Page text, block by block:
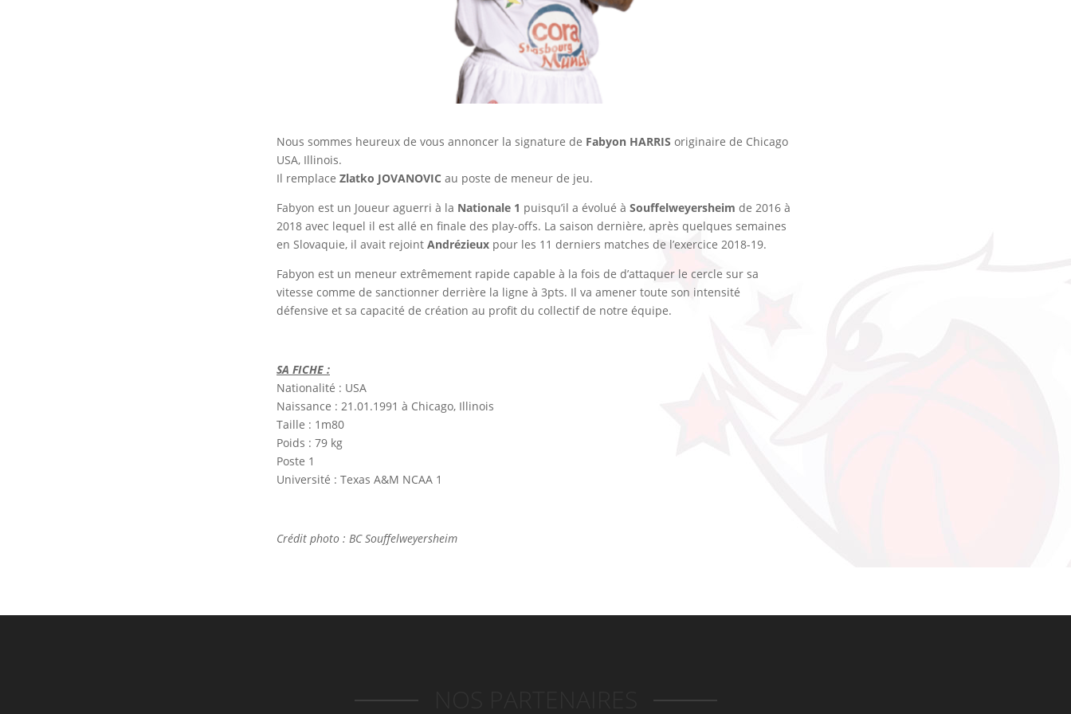
Nous sommes heureux de vous annoncer la signature de Fabyon HARRIS originaire de Chicago
USA, Illinois.
Il remplace Zlatko JOVANOVIC au poste de meneur de jeu.
Fabyon est un Joueur aguerri à la Nationale 1 puisqu’il a évolué à Souffelweyersheim de 2016 à
2018 avec lequel il est allé en finale des play-offs. La saison dernière, après quelques semaines
en Slovaquie, il avait rejoint Andrézieux pour les 11 derniers matches de l’exercice 2018-19.
Fabyon est un meneur extrêmement rapide capable à la fois de d’attaquer le cercle sur sa
vitesse comme de sanctionner derrière la ligne à 3pts. Il va amener toute son intensité
défensive et sa capacité de création au profit du collectif de notre équipe.
SA FICHE :
Nationalité : USA
Naissance : 21.01.1991 à Chicago, Illinois
Taille : 1m80
Poids : 79 kg
Poste 1
Université : Texas A&M NCAA 1
Crédit photo : BC Souffelweyersheim